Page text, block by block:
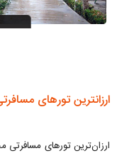
ارزانترین تورهای
ارزان‌ترین تورهای